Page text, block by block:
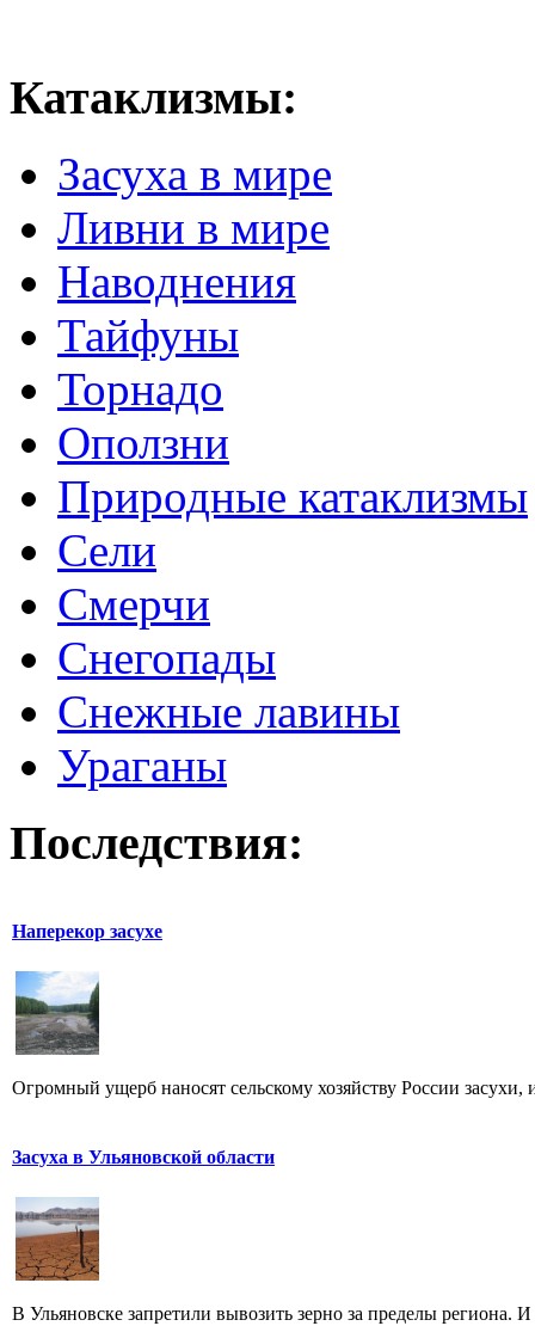
Катаклизмы:
Засуха в мире
Ливни в мире
Наводнения
Тайфуны
Торнадо
Оползни
Природные катаклизмы
Сели
Смерчи
Снегопады
Снежные лавины
Ураганы
Последствия:
Наперекор засухе
Огромный ущерб наносят сельскому хозяйству России засухи,
Засуха в Ульяновской области
В Ульяновске запретили вывозить зерно за пределы региона.